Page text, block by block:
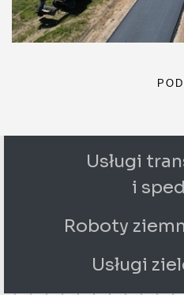
Usługi
i
Roboty
Usługi